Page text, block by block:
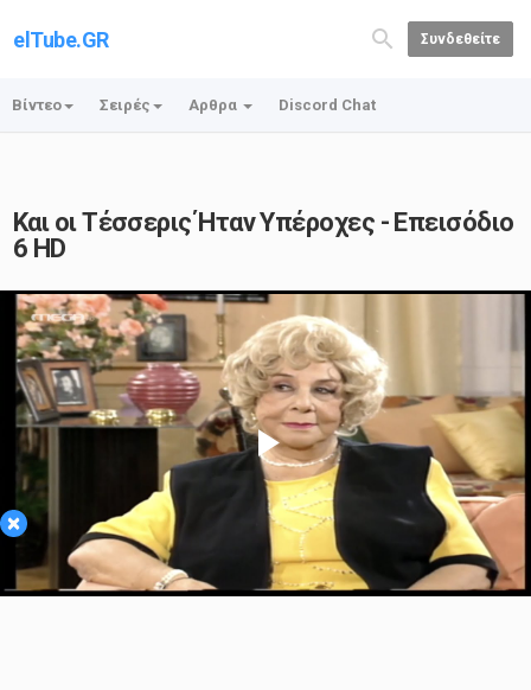
elTube.GR Συνδεθείτε
Βίντεο Σειρές Αρθρα Discord Chat
Και οι Τέσσερις Ήταν Υπέροχες - Επεισόδιο
6 HD
×
Play
Video